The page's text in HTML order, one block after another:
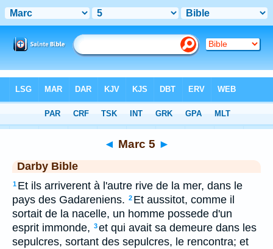
◄ Marc 5 ►
Darby Bible
1 Et ils arriverent à l'autre rive de la mer, dans le
pays des Gadareniens. 2 Et aussitot, comme il
sortait de la nacelle, un homme possede d'un
esprit immonde, 3et qui avait sa demeure dans les
sepulcres, sortant des sepulcres, le rencontra; et